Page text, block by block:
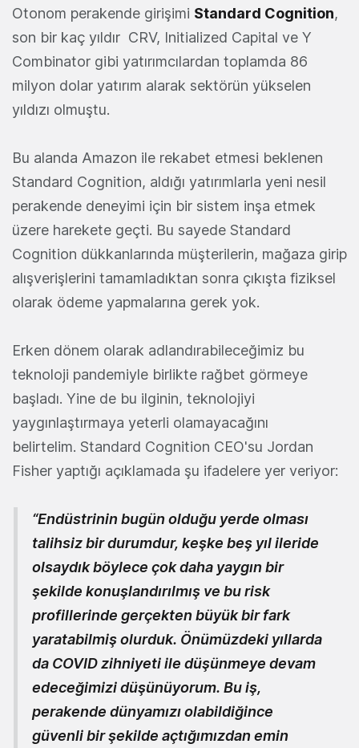
Otonom perakende girişimi Standard Cognition,
son bir kaç yıldır CRV, Initialized Capital ve Y
Combinator gibi yatırımcılardan toplamda 86
milyon dolar yatırım alarak sektörün yükselen
yıldızı olmuştu.
Bu alanda Amazon ile rekabet etmesi beklenen
Standard Cognition, aldığı yatırımlarla yeni nesil
perakende deneyimi için bir sistem inşa etmek
üzere harekete geçti. Bu sayede Standard
Cognition dükkanlarında müşterilerin, mağaza girip
alışverişlerini tamamladıktan sonra çıkışta fiziksel
olarak ödeme yapmalarına gerek yok.
Erken dönem olarak adlandırabileceğimiz bu
teknoloji pandemiyle birlikte rağbet görmeye
başladı. Yine de bu ilginin, teknolojiyi
yaygınlaştırmaya yeterli olamayacağını
belirtelim. Standard Cognition CEO'su Jordan
Fisher yaptığı açıklamada şu ifadelere yer veriyor:
“Endüstrinin bugün olduğu yerde olması
talihsiz bir durumdur, keşke beş yıl ileride
olsaydık böylece çok daha yaygın bir
şekilde konuşlandırılmış ve bu risk
profillerinde gerçekten büyük bir fark
yaratabilmiş olurduk. Önümüzdeki yıllarda
da COVID zihniyeti ile düşünmeye devam
edeceğimizi düşünüyorum. Bu iş,
perakende dünyamızı olabildiğince
güvenli bir şekilde açtığımızdan emin